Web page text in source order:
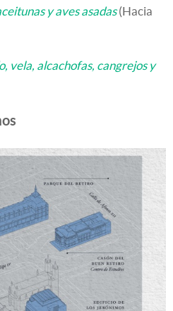
y aves asadas(Hacia
vela, alcachofas, cangrejos y